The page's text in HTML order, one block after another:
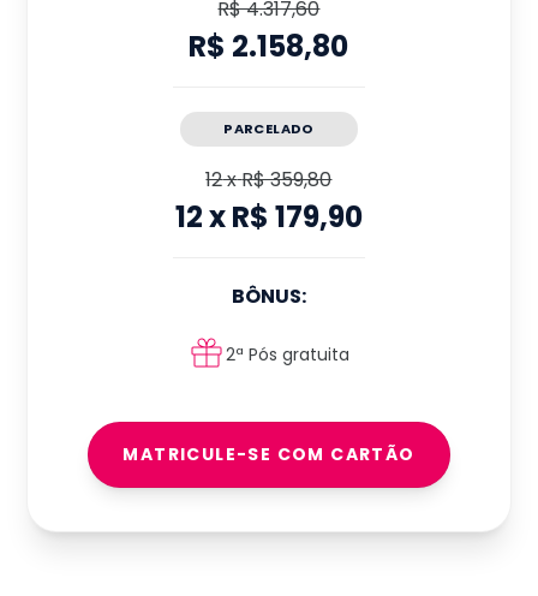
R$ 4.317,60
R$ 2.158,80
PARCELADO
12xR$ 359,80
12xR$ 179,90
BÔNUS:
2ª Pós gratuita
MATRICULE-SE COM CARTÃO